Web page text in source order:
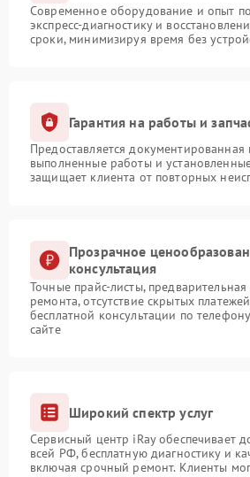
Современное оборудование и опыт
экспресс-диагностику и
сроки, минимизируя время без
Гарантия на работы и
Предоставляется документированная
выполненные работы и
защищает клиента от повторных
Прозрачное
консультация
Точные прайс-листы,
ремонта, отсутствие скрытых
бесплатной консультации по
сайте
Широкий спектр услуг
Сервисный центр iRay обеспечивает
всей РФ, бесплатную диагностику и
включая срочный ремонт. Клиенты